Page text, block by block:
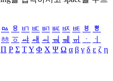
ㅰ ㅱ ㅲ ㅳ ㅴ ㅵ ㅶ ㅷ ㅸ
ㅹ
ㆅ ㆆ ㆇ ㆈ ㆉ ㆊ ㆋ ㆌ ㆍ
ㆎ
Π Ρ Σ ΤΥ Φ Χ Ψ Ω α β γ δ ε ζ η